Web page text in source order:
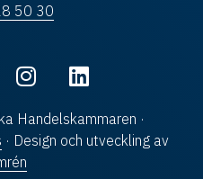
50 30
Handelskammaren ·
· Design och utveckling av